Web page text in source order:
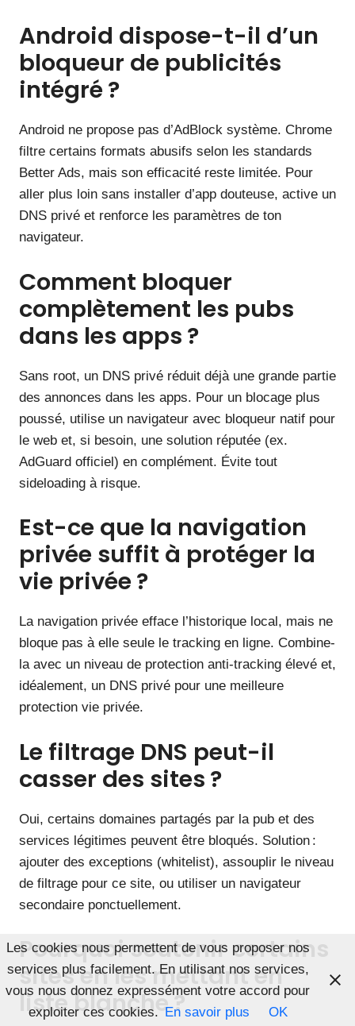
Android dispose-t-il d’un
bloqueur de publicités
intégré ?
Android ne propose pas d’AdBlock système. Chrome
filtre certains formats abusifs selon les standards
Better Ads, mais son efficacité reste limitée. Pour
aller plus loin sans installer d’app douteuse, active un
DNS privé et renforce les paramètres de ton
navigateur.
Comment bloquer
complètement les pubs
dans les apps ?
Sans root, un DNS privé réduit déjà une grande partie
des annonces dans les apps. Pour un blocage plus
poussé, utilise un navigateur avec bloqueur natif pour
le web et, si besoin, une solution réputée (ex.
AdGuard officiel) en complément. Évite tout
sideloading à risque.
Est-ce que la navigation
privée suffit à protéger la
vie privée ?
La navigation privée efface l’historique local, mais ne
bloque pas à elle seule le tracking en ligne. Combine-
la avec un niveau de protection anti-tracking élevé et,
idéalement, un DNS privé pour une meilleure
protection vie privée.
Le filtrage DNS peut-il
casser des sites ?
Oui, certains domaines partagés par la pub et des
services légitimes peuvent être bloqués. Solution :
ajouter des exceptions (whitelist), assouplir le niveau
de filtrage pour ce site, ou utiliser un navigateur
secondaire ponctuellement.
Pourquoi soutenir certains
sites en les mettant en
liste blanche ?
Les cookies nous permettent de vous proposer nos
services plus facilement. En utilisant nos services,
vous nous donnez expressément votre accord pour
exploiter ces cookies. En savoir plus OK